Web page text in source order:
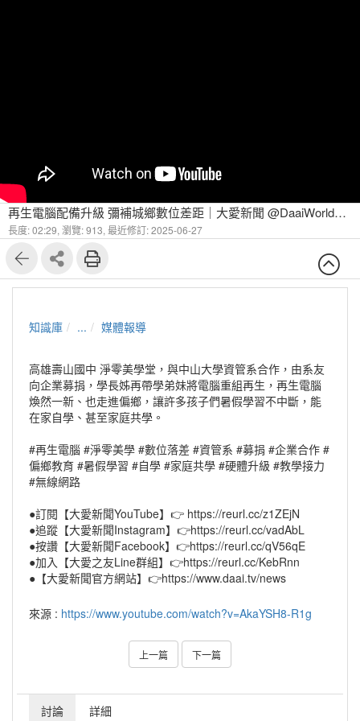
再生電腦配備升級 彌補城鄉數位差距｜大愛新聞 @DaaiWorldNews
長度: 02:29, 瀏覽: 913, 最近修訂: 2025-06-27
知識庫 ... 媒體報導
高雄壽山國中 淨零美學堂，與中山大學資管系合作，由系友
向企業募捐，學長姊再帶學弟妹將電腦重組再生，再生電腦
煥然一新、也走進偏鄉，讓許多孩子們暑假學習不中斷，能
在家自學、甚至家庭共學。
#再生電腦 #淨零美學 #數位落差 #資管系 #募捐 #企業合作 #
偏鄉教育 #暑假學習 #自學 #家庭共學 #硬體升級 #教學接力
#無線網路
●訂閱【大愛新聞YouTube】👉 https://reurl.cc/z1ZEjN
●追蹤【大愛新聞Instagram】👉https://reurl.cc/vadAbL
●按讚【大愛新聞Facebook】👉https://reurl.cc/qV56qE
●加入【大愛之友Line群組】👉https://reurl.cc/KebRnn
●【大愛新聞官方網站】👉https://www.daai.tv/news
來源 : https://www.youtube.com/watch?v=AkaYSH8-R1g
上一篇 下一篇
討論 詳細